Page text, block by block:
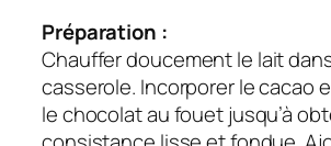
Préparation :
Chauffer doucement le lait
casserole. Incorporer le cacao
le chocolat au fouet jusqu’à